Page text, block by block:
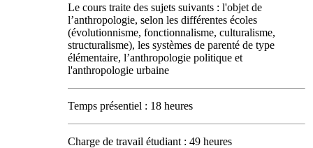
Le cours traite des sujets suivants : l'objet de
l’anthropologie, selon les différentes écoles
(évolutionnisme, fonctionnalisme, culturalisme,
structuralisme), les systèmes de parenté de type
élémentaire, l’anthropologie politique et
l'anthropologie urbaine
Temps présentiel : 18 heures
Charge de travail étudiant : 49 heures